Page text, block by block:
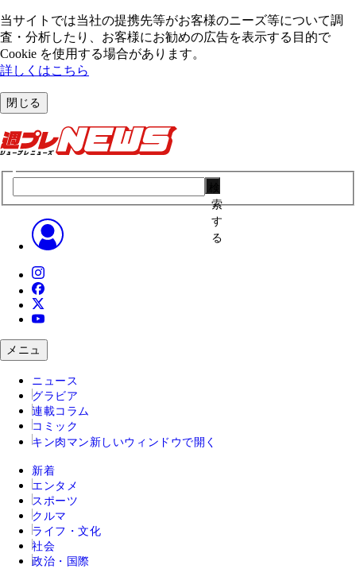
当サイトでは当社の提携先等がお客様のニーズ等について調
査・分析したり、お客様にお勧めの広告を表⽰する⽬的で
Cookie を使⽤する場合があります。
詳しくはこちら
閉じる
索
す
る
メニュ
ニュース
グラビア
連載コラム
コミック
キン肉マン 新しいウィンドウで開く
新着
エンタメ
スポーツ
クルマ
ライフ・文化
社会
政治・国際